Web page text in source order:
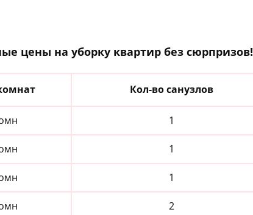
цены на уборку квартир без сюрпризов!
Кол-во санузлов
1
1
1
2